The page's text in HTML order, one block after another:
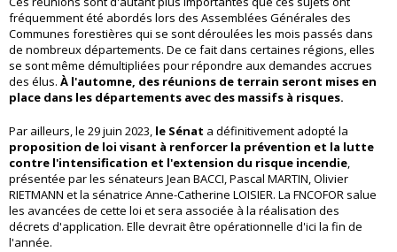
fréquemment été abordés lors des Assemblées Générales des
Communes forestières qui se sont déroulées les mois passés dans
de nombreux départements. De ce fait dans certaines régions, elles
se sont même démultipliées pour répondre aux demandes accrues
des élus. À l'automne, des réunions de terrain seront mises en
place dans les départements avec des massifs à risques.
Par ailleurs, le 29 juin 2023, le Sénat a définitivement adopté la
proposition de loi visant à renforcer la prévention et la lutte
contre l'intensification et l'extension du risque incendie,
présentée par les sénateurs Jean BACCI, Pascal MARTIN, Olivier
RIETMANN et la sénatrice Anne-Catherine LOISIER. La FNCOFOR salue
les avancées de cette loi et sera associée à la réalisation des
décrets d'application. Elle devrait être opérationnelle d'ici la fin de
l'année.